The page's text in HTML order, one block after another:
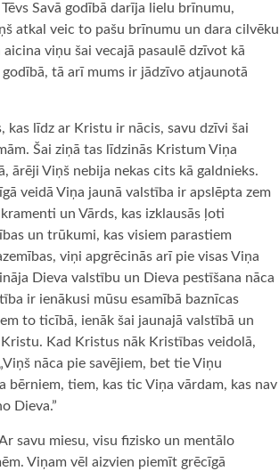
Savā godībā darīja lielu brīnumu,
atkal veic to pašu brīnumu un dara cilvēku
viņu šai vecajā pasaulē dzīvot kā
godībā, tā arī mums ir jādzīvo atjaunotā
kas līdz ar Kristu ir nācis, savu dzīvi šai
Šai ziņā tas līdzinās Kristum Viņa
ārēji Viņš nebija nekas cits kā galdnieks.
veidā Viņa jaunā valstība ir apslēpta zem
un Vārds, kas izklausās ļoti
un trūkumi, kas visiem parastiem
viņi apgrēcinās arī pie visas Viņa
Dieva valstību un Dieva pestīšana nāca
ir ienākusi mūsu esamībā baznīcas
to ticībā, ienāk šai jaunajā valstībā un
Kad Kristus nāk Kristības veidolā,
nāca pie savējiem, bet tie Viņu
bērniem, tiem, kas tic Viņa vārdam, kas nav
Dieva.”
savu miesu, visu fizisko un mentālo
Viņam vēl aizvien piemīt grēcīgā